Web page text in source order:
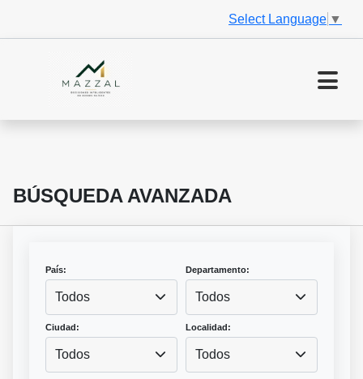
Select Language ▼
BÚSQUEDA AVANZADA
País:
Todos
Departamento:
Todos
Ciudad:
Todos
Localidad:
Todos